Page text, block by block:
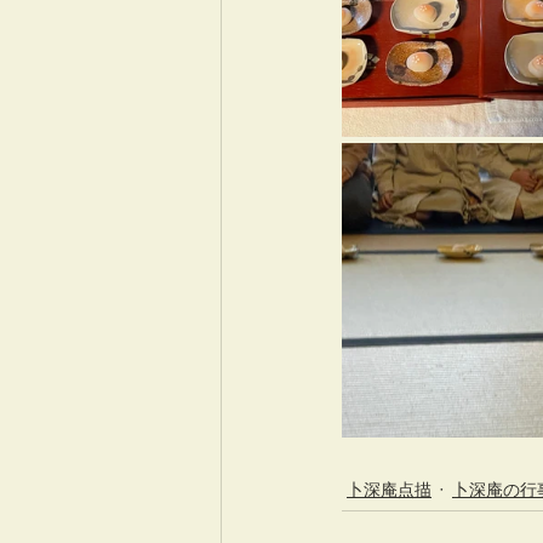
卜深庵点描 卜深庵の行